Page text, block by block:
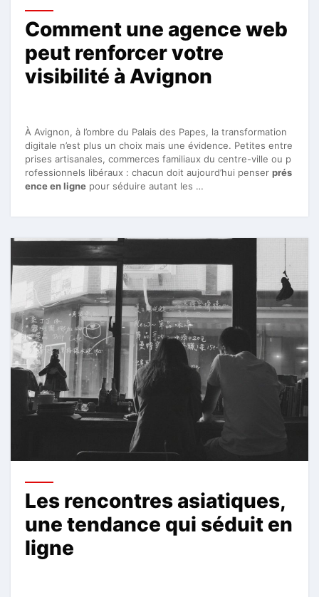
Comment une agence web
peut renforcer votre
visibilité à Avignon
À Avignon, à l’ombre du Palais des Papes, la transformation
digitale n’est plus un choix mais une évidence. Petites entre
prises artisanales, commerces familiaux du centre-ville ou p
rofessionnels libéraux : chacun doit aujourd’hui penser prés
ence en ligne pour séduire autant les …
Les rencontres asiatiques,
une tendance qui séduit en
ligne